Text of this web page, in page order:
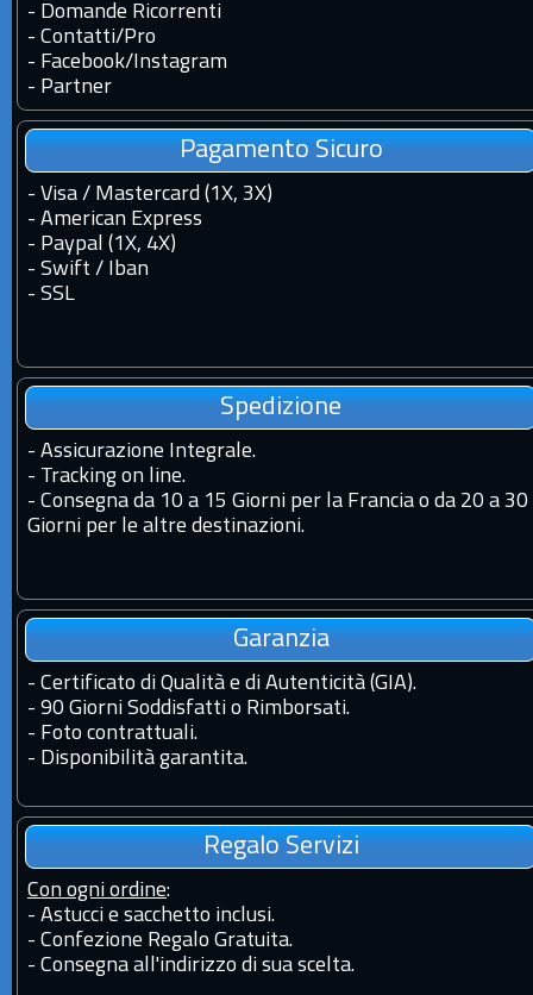
- Domande Ricorrenti
- Contatti/Pro
- Facebook/ Instagram
- Partner
Pagamento Sicuro
- Visa / Mastercard (1X, 3X)
- American Express
- Paypal (1X, 4X)
- Swift / Iban
- SSL
Spedizione
- Assicurazione Integrale.
- Tracking on line.
- Consegna da 10 a 15 Giorni per la Francia o da 20 a 30
Giorni per le altre destinazioni.
Garanzia
- Certificato di Qualità e di Autenticità (GIA).
- 90 Giorni Soddisfatti o Rimborsati.
- Foto contrattuali.
- Disponibilità garantita.
Regalo Servizi
Con ogni ordine:
- Astucci e sacchetto inclusi.
- Confezione Regalo Gratuita.
- Consegna all'indirizzo di sua scelta.